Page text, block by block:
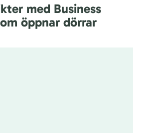
med Business
öppnar dörrar